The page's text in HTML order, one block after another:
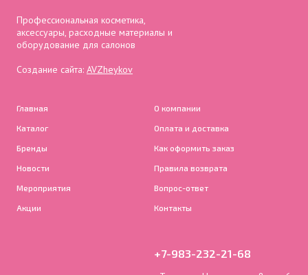
Профессиональная косметика,
аксессуары, расходные материалы и
оборудование для салонов
Создание сайта: AVZheykov
Главная
Каталог
Бренды
Новости
Мероприятия
Акции
О компании
Оплата и доставка
Как оформить заказ
Правила возврата
Вопрос-ответ
Контакты
+7-983-232-21-68